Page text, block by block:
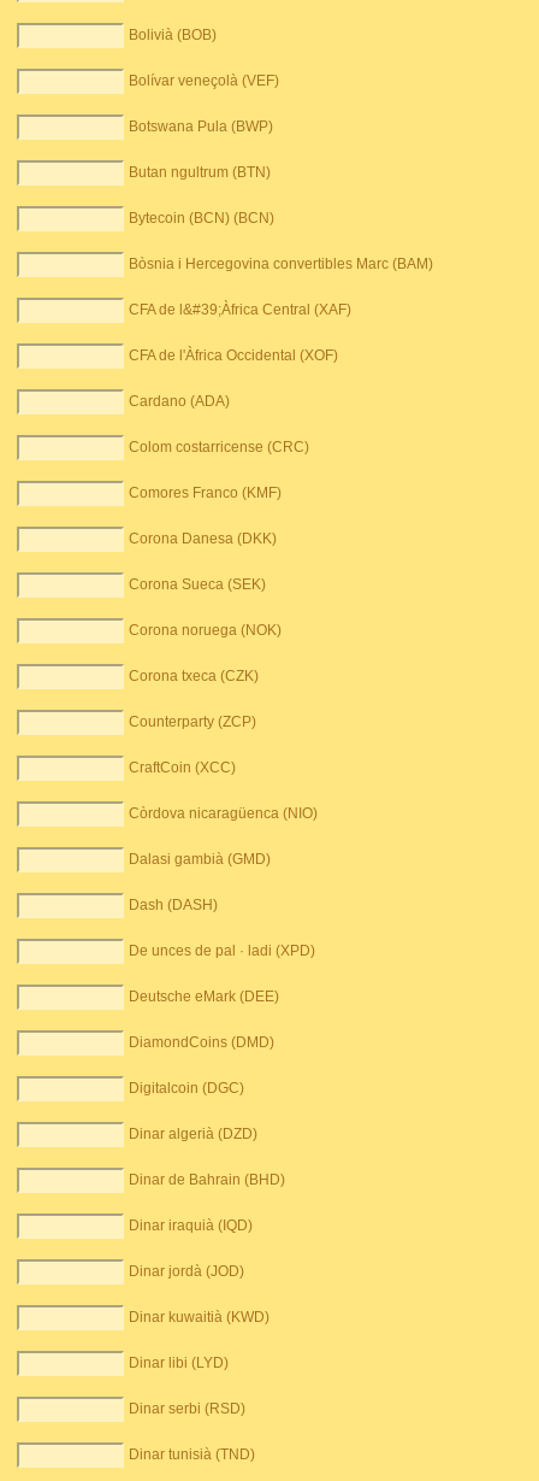
Bolivià (BOB)
Bolívar veneçolà (VEF)
Botswana Pula (BWP)
Butan ngultrum (BTN)
Bytecoin (BCN) (BCN)
Bòsnia i Hercegovina convertibles Marc (BAM)
CFA de l&#39;Àfrica Central (XAF)
CFA de l'Àfrica Occidental (XOF)
Cardano (ADA)
Colom costarricense (CRC)
Comores Franco (KMF)
Corona Danesa (DKK)
Corona Sueca (SEK)
Corona noruega (NOK)
Corona txeca (CZK)
Counterparty (ZCP)
CraftCoin (XCC)
Còrdova nicaragüenca (NIO)
Dalasi gambià (GMD)
Dash (DASH)
De unces de pal · ladi (XPD)
Deutsche eMark (DEE)
DiamondCoins (DMD)
Digitalcoin (DGC)
Dinar algerià (DZD)
Dinar de Bahrain (BHD)
Dinar iraquià (IQD)
Dinar jordà (JOD)
Dinar kuwaitià (KWD)
Dinar libi (LYD)
Dinar serbi (RSD)
Dinar tunisià (TND)